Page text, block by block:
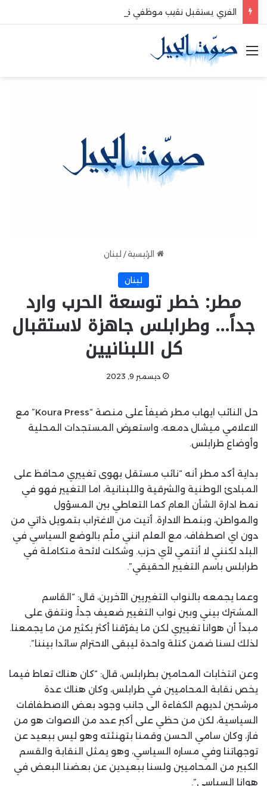
الفري يستقبل نقيب موظفي قاديشا
القائمة
الرئيسية / لبنان
لبنان
مطر: خطر توسعة الحرب وارد
جداً… وطرابلس جاهزة لاستقبال
كل اللبنانيين
ديسمبر 9, 2023
حل النائب ايهاب مطر ضيفاً على منصة “Koura Press” مع
الاعلامي ميشال دمعه، واستعرض المستجدات المحلية
وأوضاع طرابلس.
بداية أكد مطر أنه “نائب مستقل بهوى تغييري محافظ على
المبادئ الوطنية والشرقية واللبنانية، اما التغيير فهو في
نمط ادارة الشأن العام كما التعاطي بين المسؤول
والمواطن، وبنمط الادارة. أتيت من الاغتراب بتمويل ذاتي من
دون اي اصطفاف، مع العلم انني ملّم بالوضع السياسي في
البلد لكنني لا أنتمي لأي حزب. وشكلت لائحة متكاملة في
طرابلس باسم التغيير الحقيقي”.
وعما يجمعه بالنواب التغيريين الآخرين، قال: “القاسم
المشترك بيني وبين نواب التغيير ضعيف جداً، ونتفق على
مبدأ أن هوانا تغييري لكن ما يفرّقنا أكثر بكثير من ما يجمعنا.
لذلك لسنا ضمن كتلة واحدة ليبقى الاحترام سائدا بيننا”.
وعن انتخابات المحامين بطرابلس، قال: “كان هناك تعاط فيما
يخص نقابة المحاميين في طرابلس، وكان هناك عدة
مرشحين لديهم الكفاءة الى جانب وجود بعض الاصطفافات
السياسية، لكن من حظي على أكبر عدد من الاصوات هو من
فاز، وكان سامي الحسن وقمنا بتهنئته وهو ليس ببعيد عن
توجهاتنا وفي مساره السياسي، وهو يمثل النقابة والقسم
الكبير من المحاميين ولسنا ببعيدين عن بعضنا البعض في
هوانا السياسي”.